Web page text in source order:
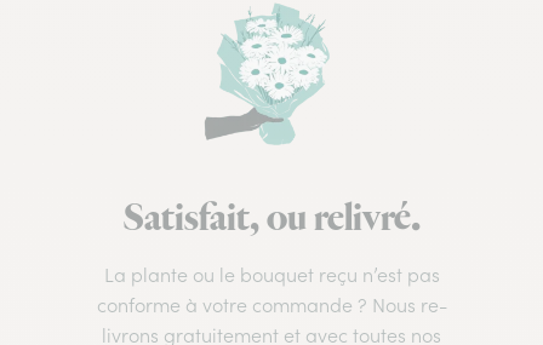
Satisfait, ou relivré.
La plante ou le bouquet reçu n’est pas
conforme à votre commande ? Nous re-
livrons gratuitement et avec toutes nos